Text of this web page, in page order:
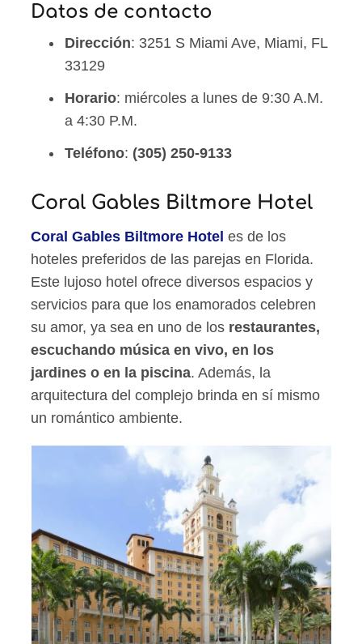
Datos de contacto
Dirección: 3251 S Miami Ave, Miami, FL
33129
Horario: miércoles a lunes de 9:30 A.M.
a 4:30 P.M.
Teléfono: (305) 250-9133
Coral Gables Biltmore Hotel
Coral Gables Biltmore Hotel es de los
hoteles preferidos de las parejas en Florida.
Este lujoso hotel ofrece diversos espacios y
servicios para que los enamorados celebren
su amor, ya sea en uno de los restaurantes,
escuchando música en vivo, en los
jardines o en la piscina. Además, la
arquitectura del complejo brinda en sí mismo
un romántico ambiente.